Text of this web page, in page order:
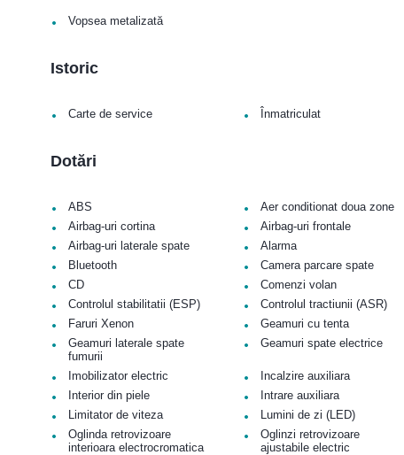
• Vopsea metalizată
Istoric
• Carte de service • Înmatriculat
Dotări
• ABS • Aer conditionat doua zone
• Airbag-uri cortina • Airbag-uri frontale
• Airbag-uri laterale spate • Alarma
• Bluetooth • Camera parcare spate
• CD • Comenzi volan
• Controlul stabilitatii (ESP) • Controlul tractiunii (ASR)
• Faruri Xenon • Geamuri cu tenta
•
Geamuri laterale spate
fumurii
• Geamuri spate electrice
• Imobilizator electric • Incalzire auxiliara
• Interior din piele • Intrare auxiliara
• Limitator de viteza • Lumini de zi (LED)
•
Oglinda retrovizoare
interioara electrocromatica
•
Oglinzi retrovizoare
ajustabile electric